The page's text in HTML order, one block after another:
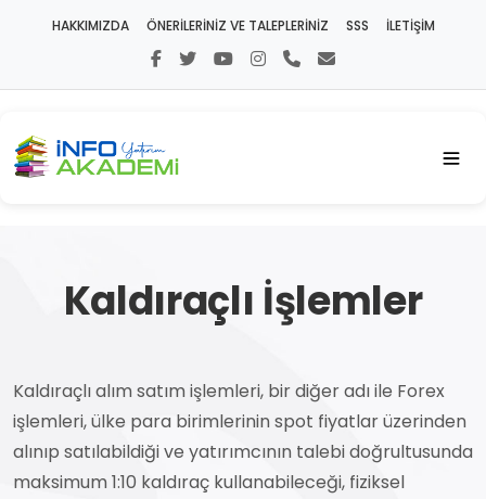
HAKKIMIZDA ÖNERİLERİNİZ VE TALEPLERİNİZ SSS İLETİŞİM
Kaldıraçlı İşlemler
Kaldıraçlı alım satım işlemleri, bir diğer adı ile Forex
işlemleri, ülke para birimlerinin spot fiyatlar üzerinden
alınıp satılabildiği ve yatırımcının talebi doğrultusunda
maksimum 1:10 kaldıraç kullanabileceği, fiziksel